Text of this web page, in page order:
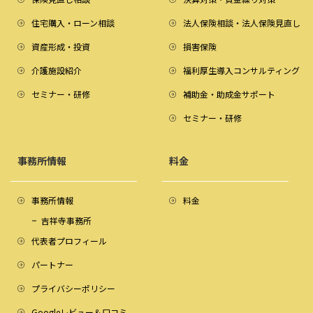
住宅購入・ローン相談
資産形成・投資
介護施設紹介
セミナー・研修
法人保険相談・法人保険見直し
損害保険
福利厚生導入コンサルティング
補助金・助成金サポート
セミナー・研修
事務所情報
事務所情報
吉祥寺事務所
代表者プロフィール
パートナー
プライバシーポリシー
料金
料金